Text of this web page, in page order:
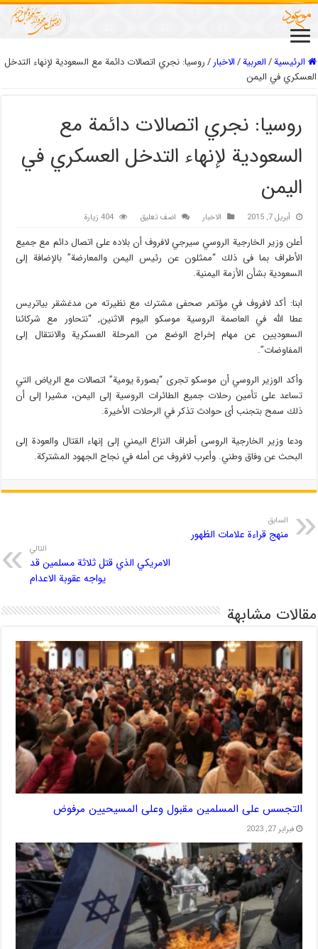
الرئيسية/العربیة/الاخبار/روسيا: نجري اتصالات دائمة مع السعودية لإنهاء التدخل
العسكري في اليمن
روسيا: نجري اتصالات دائمة مع
السعودية لإنهاء التدخل العسكري في
اليمن
أبريل 7, 2015 الاخبار اضف تعليق 404 زيارة
أعلن وزير الخارجية الروسي سيرجي لافروف أن بلاده على اتصال دائم مع جميع
الأطراف بما فى ذلك “ممثلون عن رئيس اليمن والمعارضة” بالإضافة إلى
السعودية بشأن الأزمة اليمنية.
ابنا: أكد لافروف في مؤتمر صحفى مشترك مع نظيرته من مدغشقر بياتريس
عطا الله في العاصمة الروسية موسكو اليوم الاثنين, “نتحاور مع شركائنا
السعوديين عن مهام إخراج الوضع من المرحلة العسكرية والانتقال إلى
المفاوضات”.
وأكد الوزير الروسي أن موسكو تجرى “بصورة يومية” اتصالات مع الرياض التي
تساعد على تأمين رحلات جميع الطائرات الروسية إلى اليمن، مشيرا إلى أن
ذلك سمح بتجنب أى حوادث تذكر في الرحلات الأخيرة.
ودعا وزير الخارجية الروسى أطراف النزاع اليمني إلى إنهاء القتال والعودة إلى
البحث عن وفاق وطني. وأعرب لافروف عن أمله في نجاح الجهود المشتركة.
السابق
منهج قراءة علامات الظهور
التالي
الامريكي الذي قتل ثلاثة مسلمين قد
يواجه عقوبة الاعدام
مقالات مشابهة
التجسس على المسلمين مقبول وعلى المسيحيين مرفوض
فبراير 27, 2023